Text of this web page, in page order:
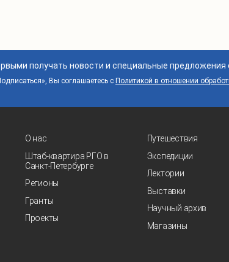
получать новости и специальные предложения
Вы соглашаетесь с Политикой в отношении
О нас
Штаб-квартира РГО в
Санкт‑Петербурге
Регионы
Гранты
Проекты
Путешествия
Экспедиции
Лектории
Выставки
Научный архив
Магазины